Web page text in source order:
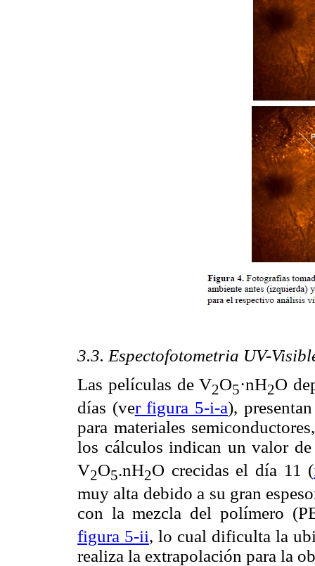
3.3. Espectofotometria UV-
Las películas de V2O5·nH2O
días (ver figura 5-i-a),
para materiales
los cálculos indican un valor
V2O5.nH2O crecidas el día 11 (
muy alta debido a su gran
con la mezcla del polímero
figura 5-ii, lo cual dificulta la
realiza la extrapolación para la